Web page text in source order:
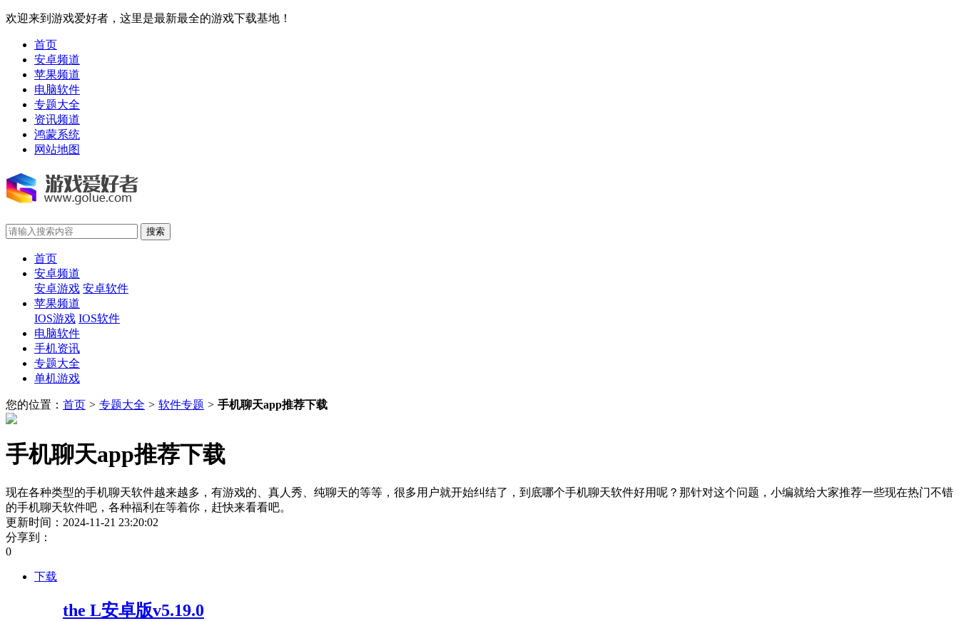
欢迎来到游戏爱好者，这里是最新最全的游戏下载基地！
首页
安卓频道
苹果频道
电脑软件
专题大全
资讯频道
鸿蒙系统
网站地图
首页
安卓频道
安卓游戏 安卓软件
苹果频道
IOS游戏 IOS软件
电脑软件
手机资讯
专题大全
单机游戏
您的位置： 首页 > 专题大全 > 软件专题 > 手机聊天app推荐下载
手机聊天app推荐下载
现在各种类型的手机聊天软件越来越多，有游戏的、真人秀、纯聊天的等等，很多用户就开始纠结了，到底哪个手机聊天软件好用呢？那针对这个问题，小编就给大家推荐一些现在热门不错
的手机聊天软件吧，各种福利在等着你，赶快来看看吧。
更新时间：2024-11-21 23:20:02
分享到：
0
下载
the L安卓版v5.19.0